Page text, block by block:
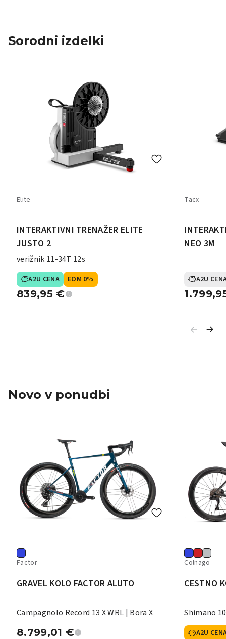
Sorodni izdelki
Elite
INTERAKTIVNI TRENAŽER ELITE
JUSTO 2
verižnik 11-34T 12s
A2U CENA EOM 0%
839,95 €
Tacx
NEO 3M
A2U
Novo v ponudbi
Factor
GRAVEL KOLO FACTOR ALUTO
Campagnolo Record 13 X WRL | Bora X
8.799,01 €
Colnago
CESTNO
Shimano
A2U